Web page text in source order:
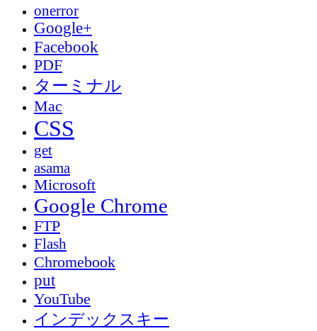
onerror
Google+
Facebook
PDF
ターミナル
Mac
CSS
get
asama
Microsoft
Google Chrome
FTP
Flash
Chromebook
put
YouTube
インデックスキー